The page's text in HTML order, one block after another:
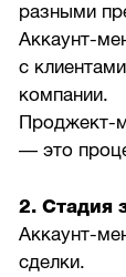
разными
Аккаунт-
с
компании.
Проджект-
— это
2. Стадия
Аккаунт-
сделки.